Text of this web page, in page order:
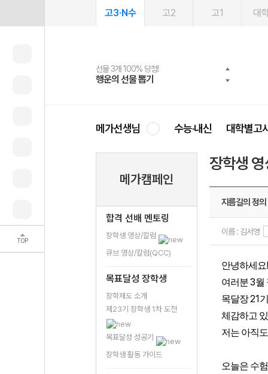
TOP
고3·N수 고2 고1 대
선물 3개 100% 당첨!
행운의 선물 뽑기
선물 100% 증정!
메가스터디 X 올리브
여름방학 스터디 캐시백
메가런 썸머스쿨
2027 러셀 단과
강사 공개선발
스마트러닝앱
설문 EVENT
메가패스
3일 무료 체험권
메가패스 수강생 무료혜택!
메가클럽 멤버십
사회공헌 캠페인
희망이룸 메가나눔
메가선생님 수능·내신 대학별고
메가캠페인
합격 선배 멘토링
장학생 영상/칼럼
큐브 영상/칼럼(QCC)
목표달성 장학생
장학제도 소개
제23기 장학생 1차 도전
목표달성 성공기
장학생 활동 가이드
장학생
지름길의 정의
이름 : 김서영
안녕하세요
여러분3월
목달장21
체감하고
저는 아직
오늘은 수